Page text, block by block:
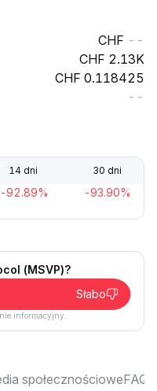
--
2.13K
0.118425
--
14 dni 30 dni
-92.89% -93.90%
(MSVP)?
Słabo
informacyjny.
społecznościoweFAQ